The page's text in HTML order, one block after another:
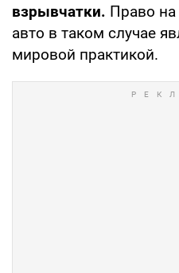
взрывчатки. Право на
авто в таком случае
мировой практикой.